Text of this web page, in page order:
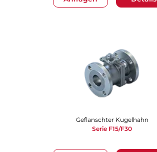
Geflanschter Kugelhahn
Serie F15/F30